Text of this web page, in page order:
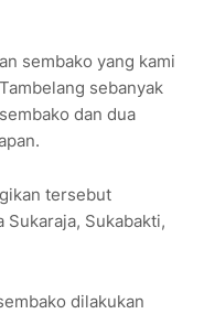
sembako yang kami
sebanyak
dan dua
tersebut
Sukabakti,
dilakukan